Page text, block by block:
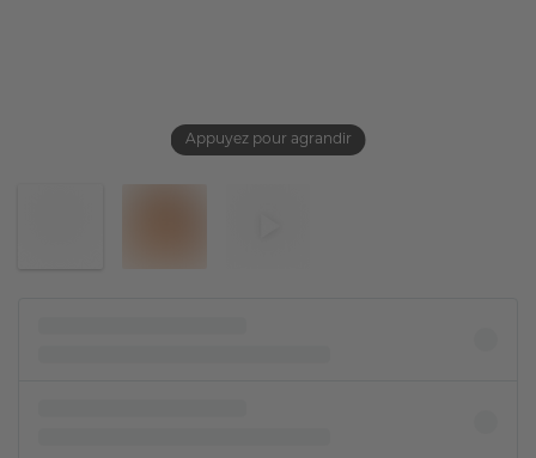
Appuyez pour agrandir